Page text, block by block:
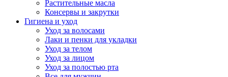
Растительные масла
Консервы и закрутки
Гигиена и уход
Уход за волосами
Лаки и пенки для укладки
Уход за телом
Уход за лицом
Уход за полостью рта